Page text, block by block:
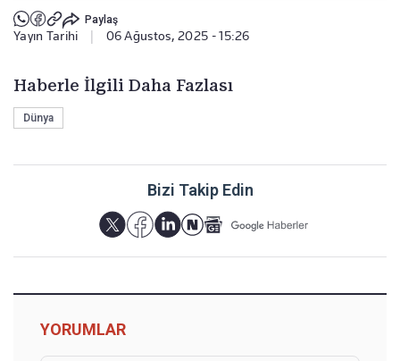
Paylaş
Yayın Tarihi 06 Ağustos, 2025 - 15:26
Haberle İlgili Daha Fazlası
Dünya
Bizi Takip Edin
YORUMLAR